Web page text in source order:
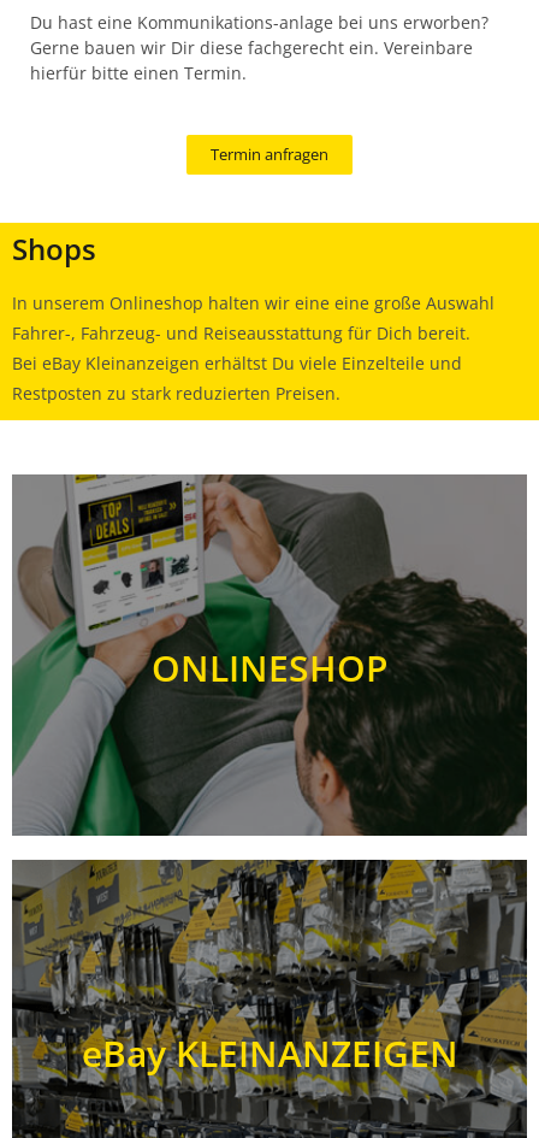
Du hast eine Kommunikations-anlage bei uns erworben?
Gerne bauen wir Dir diese fachgerecht ein. Vereinbare
hierfür bitte einen Termin.
Termin anfragen
Shops
In unserem Onlineshop halten wir eine eine große Auswahl
Fahrer-, Fahrzeug- und Reiseausstattung für Dich bereit.
Bei eBay Kleinanzeigen erhältst Du viele Einzelteile und
Restposten zu stark reduzierten Preisen.
ONLINESHOP
eBay KLEINANZEIGEN